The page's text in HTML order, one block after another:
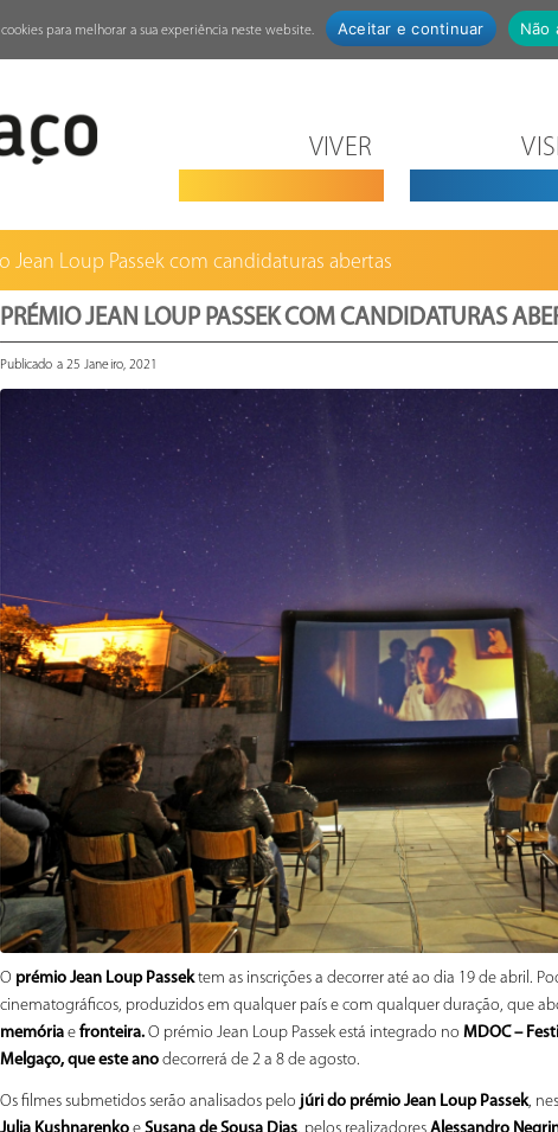
VIVER
Jean Loup Passek com candidaturas abertas
PRÉMIO JEAN LOUP PASSEK COM CANDIDATURAS
Publicado a 25 Janeiro, 2021
O prémio Jean Loup Passektem as inscrições a decorrer até ao dia 19 de abril.
cinematográficos, produzidos em qualquer país e com qualquer duração, que
memóriae fronteira. O prémio Jean Loup Passek está integrado no MDOC –
Melgaço, que este ano decorrerá de 2 a 8 de agosto.
Os filmes submetidos serão analisados pelo júri do prémio Jean Loup Passek,
para melhorar a sua experiência neste website. Aceitar e continuar Não